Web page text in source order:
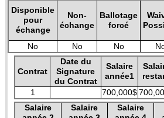
Disponible
pour
échange
Non-
échange
Ballotage
forcé
No
No No
Contrat
Date du
Signature
du Contrat
Salaire
année1
1
700,000$
Salaire
Salaire
Salaire